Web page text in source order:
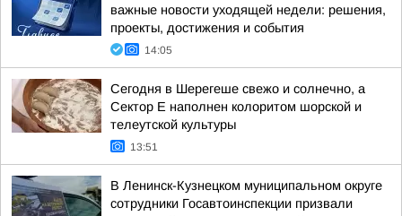
важные новости уходящей недели: решения,
проекты, достижения и события
14:05
Сегодня в Шерегеше свежо и солнечно, а
Сектор Е наполнен колоритом шорской и
телеутской культуры
13:51
В Ленинск-Кузнецком муниципальном округе
сотрудники Госавтоинспекции призвали